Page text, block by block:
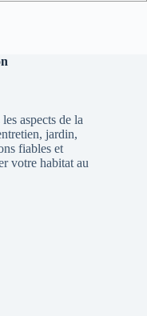
aspects de la
jardin,
fiables et
votre habitat au